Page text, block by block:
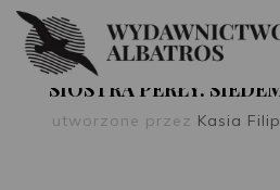
SIOSTRA PERŁY.
utworzone przez Kasia